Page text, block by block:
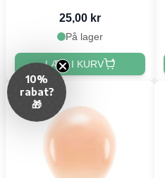
25,00 kr
På lager
LÆG I KURV
10%
rabat?
🎁